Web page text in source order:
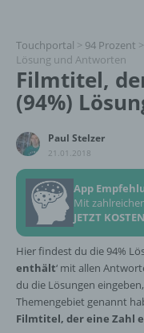
Touchportal > 94 Prozent >
Lösung und Antworten
Filmtitel,
(94%)
Paul Stelzer
21.01.2018
App
Mit
JETZT
Hier findest du die 94%
enthält‘ mit allen
du die Lösungen
Themengebiet genannt
Filmtitel, der eine Zahl